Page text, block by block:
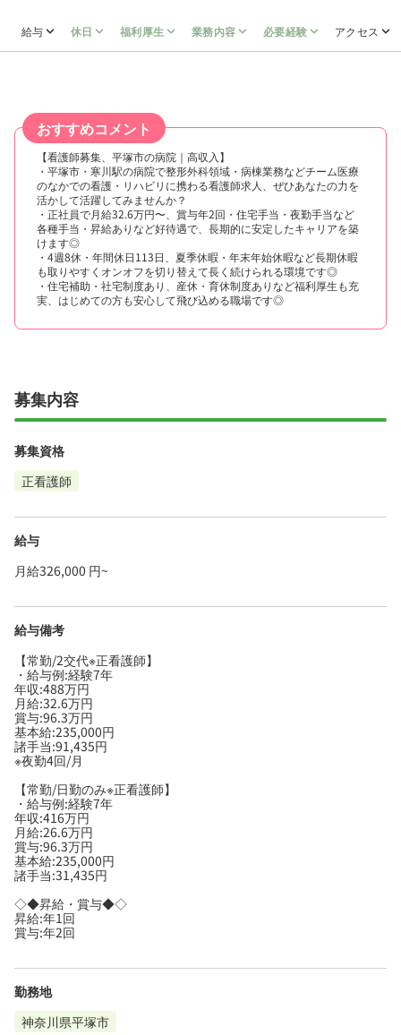
給与 休日 福利厚生 業務内容 必要経験 アクセス
おすすめコメント
【看護師募集、平塚市の病院｜高収入】
・平塚市・寒川駅の病院で整形外科領域・病棟業務などチーム医療
のなかでの看護・リハビリに携わる看護師求人、ぜひあなたの力を
活かして活躍してみませんか？
・正社員で月給32.6万円〜、賞与年2回・住宅手当・夜勤手当など
各種手当・昇給ありなど好待遇で、長期的に安定したキャリアを築
けます◎
・4週8休・年間休日113日、夏季休暇・年末年始休暇など長期休暇
も取りやすくオンオフを切り替えて長く続けられる環境です◎
・住宅補助・社宅制度あり、産休・育休制度ありなど福利厚生も充
実、はじめての方も安心して飛び込める職場です◎
募集内容
募集資格
正看護師
給与
月給326,000 円~
給与備考
【常勤/2交代※正看護師】
・給与例:経験7年
年収:488万円
月給:32.6万円
賞与:96.3万円
基本給:235,000円
諸手当:91,435円
※夜勤4回/月
【常勤/日勤のみ※正看護師】
・給与例:経験7年
年収:416万円
月給:26.6万円
賞与:96.3万円
基本給:235,000円
諸手当:31,435円
◇◆昇給・賞与◆◇
昇給:年1回
賞与:年2回
勤務地
神奈川県平塚市